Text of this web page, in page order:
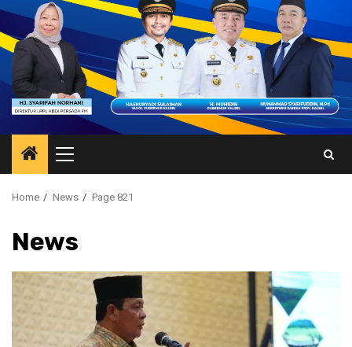
Primary
Menu
Home News Page 821
News